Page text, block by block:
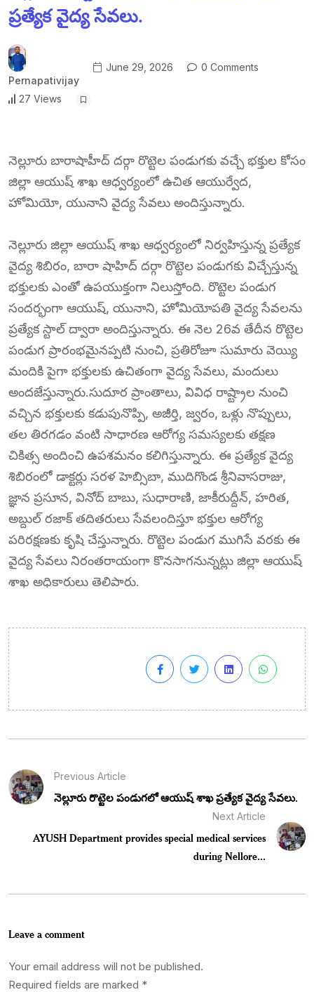
ప్రత్యేక వైద్య సేవలు.
Pernapativijay
June 29, 2026 0 Comments
27 Views
నెల్లూరు బారాషాహీద్ దర్గా రొట్టెల పండుగకు వచ్చే భక్తుల కోసం
జిల్లా ఆయుష్ శాఖ ఆధ్వర్యంలో ఉచిత ఆయుర్వేద,
హోమియో, యునాని వైద్య సేవలు అందిస్తున్నారు.
నెల్లూరు జిల్లా ఆయుష్ శాఖ ఆధ్వర్యంలో నిర్వహిస్తున్న ప్రత్యేక
వైద్య శిబిరం, బారా షాహిద్ దర్గా రొట్టెల పండుగకు విచ్చేస్తున్న
భక్తులకు ఎంతో ఉపయుక్తంగా నిలుస్తోంది. రొట్టెల పండుగ
సందర్భంగా ఆయుష్, యునాని, హోమియోపతి వైద్య సేవలను
ప్రత్యేక స్టాల్ ద్వారా అందిస్తున్నారు. ఈ నెల 26వ తేదీన రొట్టెల
పండుగ ప్రారంభమైనప్పటి నుంచి, ప్రతిరోజూ సుమారు వెయ్యి
మందికి పైగా భక్తులకు ఉచితంగా వైద్య సేవలు, మందులు
అందజేస్తున్నారు.సుదూర ప్రాంతాలు, వివిధ రాష్ట్రాల నుంచి
వచ్చిన భక్తులకు కడుపునొప్పి, అజీర్తి, జ్వరం, ఒళ్లు నొప్పులు,
తల తిరగడం వంటి సాధారణ ఆరోగ్య సమస్యలకు తక్షణ
చికిత్స అందించి ఉపశమనం కలిగిస్తున్నారు. ఈ ప్రత్యేక వైద్య
శిబిరంలో డాక్టర్లు సరళ హెబ్సిబా, ముదిగొండ శ్రీనివాసరాజు,
జ్ఞాన ప్రసూన, వినోద్ బాబు, సుధారాణి, జాకీరుద్దీన్, హరిత,
అబ్దుల్ రజాక్ తదితరులు సేవలందిస్తూ భక్తుల ఆరోగ్య
పరిరక్షణకు కృషి చేస్తున్నారు. రొట్టెల పండుగ ముగిసే వరకు ఈ
వైద్య సేవలు నిరంతరాయంగా కొనసాగనున్నట్లు జిల్లా ఆయుష్
శాఖ అధికారులు తెలిపారు.
Previous Article
నెల్లూరు రొట్టెల పండుగలో ఆయుష్ శాఖ ప్రత్యేక వైద్య సేవలు.
Next Article
AYUSH Department provides special medical services
during Nellore...
Leave a comment
Your email address will not be published.
Required fields are marked *